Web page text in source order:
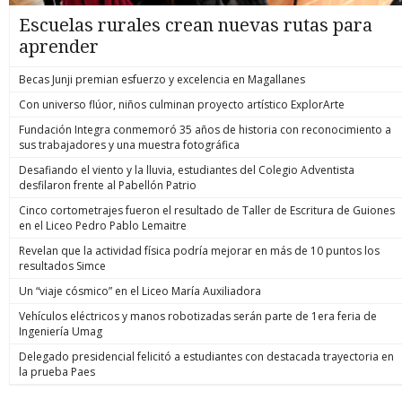
Escuelas rurales crean nuevas rutas para
aprender
Becas Junji premian esfuerzo y excelencia en Magallanes
Con universo flúor, niños culminan proyecto artístico ExplorArte
Fundación Integra conmemoró 35 años de historia con reconocimiento a
sus trabajadores y una muestra fotográfica
Desafiando el viento y la lluvia, estudiantes del Colegio Adventista
desfilaron frente al Pabellón Patrio
Cinco cortometrajes fueron el resultado de Taller de Escritura de Guiones
en el Liceo Pedro Pablo Lemaitre
Revelan que la actividad física podría mejorar en más de 10 puntos los
resultados Simce
Un “viaje cósmico” en el Liceo María Auxiliadora
Vehículos eléctricos y manos robotizadas serán parte de 1era feria de
Ingeniería Umag
Delegado presidencial felicitó a estudiantes con destacada trayectoria en
la prueba Paes